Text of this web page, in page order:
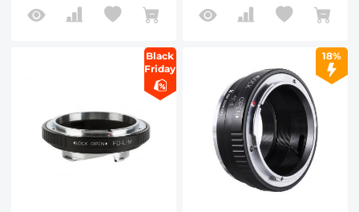
Lichaam
Black
Friday
18%